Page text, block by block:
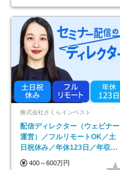
株式会社さくらインベスト
配信ディレクター（ウェビナー
運営）／フルリモートOK／土
日祝休み／年休123日／年収
600万円可
400～600万円